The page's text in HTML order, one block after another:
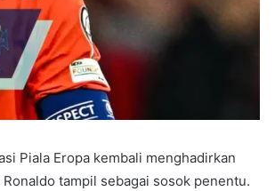
Piala Eropa kembali menghadirkan
tampil sebagai sosok penentu.